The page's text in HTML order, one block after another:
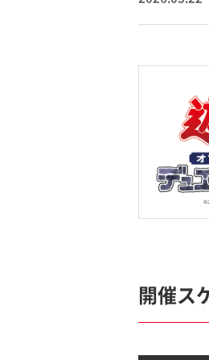
開催ス